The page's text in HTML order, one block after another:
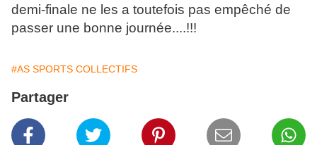
demi-finale ne les a toutefois pas empêché de
passer une bonne journée....!!!
#AS SPORTS COLLECTIFS
Partager